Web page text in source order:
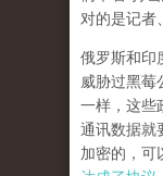
对的是记者
俄罗斯和印
威胁过黑莓
一样，这些
通讯数据就
加密的，可